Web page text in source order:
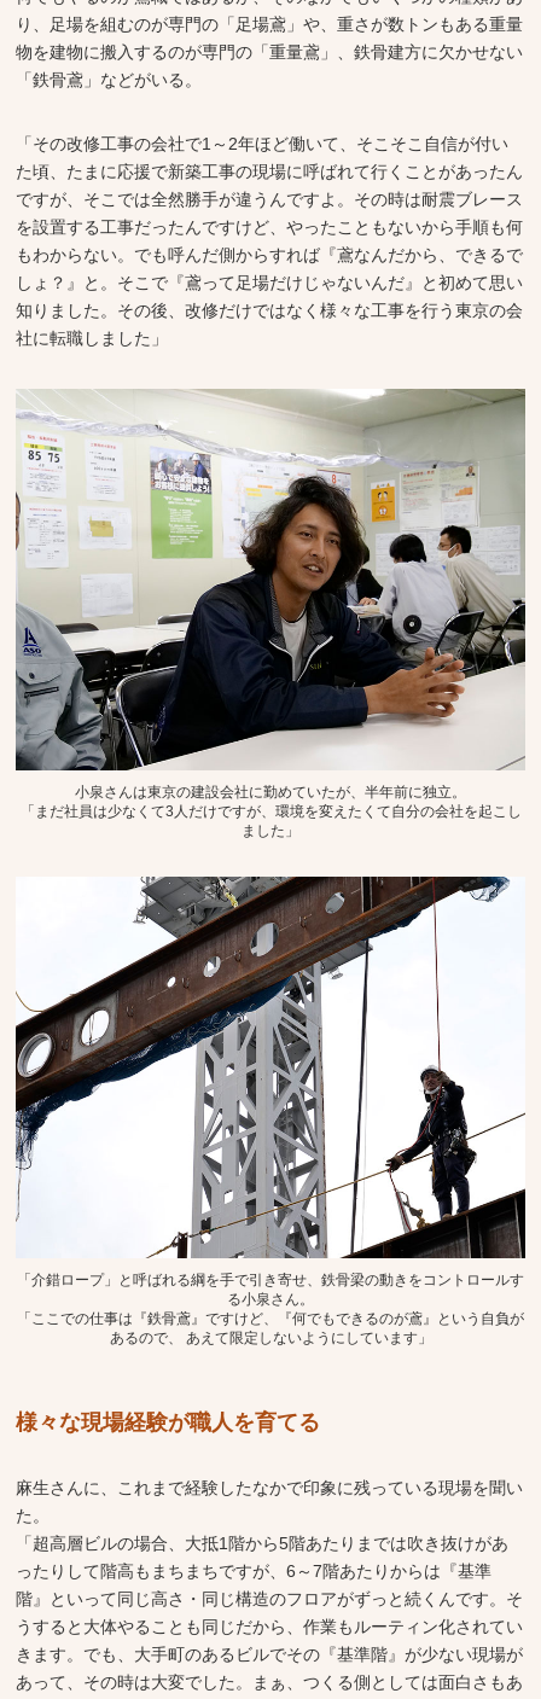
り、足場を組むのが専門の「足場鳶」や、重さが数トンもある重量
物を建物に搬入するのが専門の「重量鳶」、鉄骨建方に欠かせない
「鉄骨鳶」などがいる。
「その改修工事の会社で1～2年ほど働いて、そこそこ自信が付い
た頃、たまに応援で新築工事の現場に呼ばれて行くことがあったん
ですが、そこでは全然勝手が違うんですよ。その時は耐震ブレース
を設置する工事だったんですけど、やったこともないから手順も何
もわからない。でも呼んだ側からすれば『鳶なんだから、できるで
しょ？』と。そこで『鳶って足場だけじゃないんだ』と初めて思い
知りました。その後、改修だけではなく様々な工事を行う東京の会
社に転職しました」
小泉さんは東京の建設会社に勤めていたが、半年前に独立。
「まだ社員は少なくて3人だけですが、環境を変えたくて自分の会社を起こし
ました」
「介錯ロープ」と呼ばれる綱を手で引き寄せ、鉄骨梁の動きをコントロールす
る小泉さん。
「ここでの仕事は『鉄骨鳶』ですけど、『何でもできるのが鳶』という自負が
あるので、 あえて限定しないようにしています」
様々な現場経験が職人を育てる
麻生さんに、これまで経験したなかで印象に残っている現場を聞い
た。
「超高層ビルの場合、大抵1階から5階あたりまでは吹き抜けがあ
ったりして階高もまちまちですが、6～7階あたりからは『基準
階』といって同じ高さ・同じ構造のフロアがずっと続くんです。そ
うすると大体やることも同じだから、作業もルーティン化されてい
きます。でも、大手町のあるビルでその『基準階』が少ない現場が
あって、その時は大変でした。まぁ、つくる側としては面白さもあ